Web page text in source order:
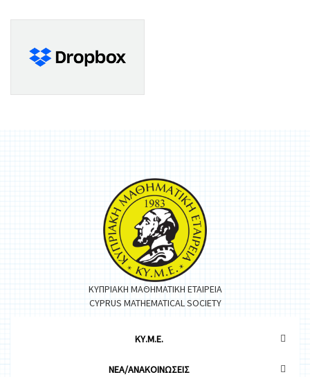
ΚΥΠΡΙΑΚΗ ΜΑΘΗΜΑΤΙΚΗ ΕΤΑΙΡΕΙΑ
CYPRUS MATHEMATICAL SOCIETY
ΚΥ.Μ.Ε.
ΝΕΑ/ΑΝΑΚΟΙΝΩΣΕΙΣ